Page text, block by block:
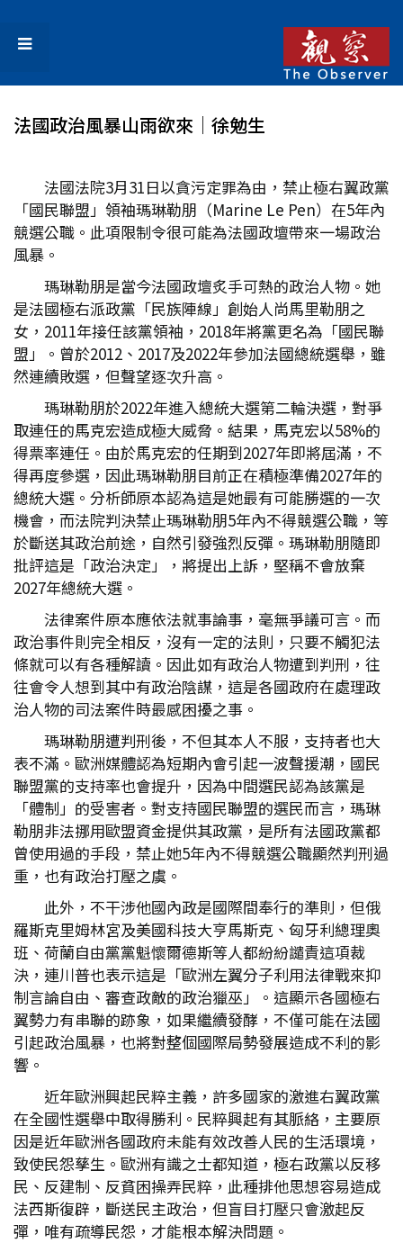
法國政治風暴山雨欲來│徐勉生
法國法院3月31日以貪污定罪為由，禁止極右翼政黨
「國民聯盟」領袖瑪琳勒朋（Marine Le Pen）在5年內
競選公職。此項限制令很可能為法國政壇帶來一場政治
風暴。
瑪琳勒朋是當今法國政壇炙手可熱的政治人物。她
是法國極右派政黨「民族陣線」創始人尚馬里勒朋之
女，2011年接任該黨領袖，2018年將黨更名為「國民聯
盟」。曾於2012、2017及2022年參加法國總統選舉，雖
然連續敗選，但聲望逐次升高。
瑪琳勒朋於2022年進入總統大選第二輪決選，對爭
取連任的馬克宏造成極大威脅。結果，馬克宏以58%的
得票率連任。由於馬克宏的任期到2027年即將屆滿，不
得再度參選，因此瑪琳勒朋目前正在積極準備2027年的
總統大選。分析師原本認為這是她最有可能勝選的一次
機會，而法院判決禁止瑪琳勒朋5年內不得競選公職，等
於斷送其政治前途，自然引發強烈反彈。瑪琳勒朋隨即
批評這是「政治決定」，將提出上訴，堅稱不會放棄
2027年總統大選。
法律案件原本應依法就事論事，毫無爭議可言。而
政治事件則完全相反，沒有一定的法則，只要不觸犯法
條就可以有各種解讀。因此如有政治人物遭到判刑，往
往會令人想到其中有政治陰謀，這是各國政府在處理政
治人物的司法案件時最感困擾之事。
瑪琳勒朋遭判刑後，不但其本人不服，支持者也大
表不滿。歐洲媒體認為短期內會引起一波聲援潮，國民
聯盟黨的支持率也會提升，因為中間選民認為該黨是
「體制」的受害者。對支持國民聯盟的選民而言，瑪琳
勒朋非法挪用歐盟資金提供其政黨，是所有法國政黨都
曾使用過的手段，禁止她5年內不得競選公職顯然判刑過
重，也有政治打壓之虞。
此外，不干涉他國內政是國際間奉行的準則，但俄
羅斯克里姆林宮及美國科技大亨馬斯克、匈牙利總理奧
班、荷蘭自由黨黨魁懷爾德斯等人都紛紛譴責這項裁
決，連川普也表示這是「歐洲左翼分子利用法律戰來抑
制言論自由、審查政敵的政治獵巫」。這顯示各國極右
翼勢力有串聯的跡象，如果繼續發酵，不僅可能在法國
引起政治風暴，也將對整個國際局勢發展造成不利的影
響。
近年歐洲興起民粹主義，許多國家的激進右翼政黨
在全國性選舉中取得勝利。民粹興起有其脈絡，主要原
因是近年歐洲各國政府未能有效改善人民的生活環境，
致使民怨孳生。歐洲有識之士都知道，極右政黨以反移
民、反建制、反貧困操弄民粹，此種排他思想容易造成
法西斯復辟，斷送民主政治，但盲目打壓只會激起反
彈，唯有疏導民怨，才能根本解決問題。